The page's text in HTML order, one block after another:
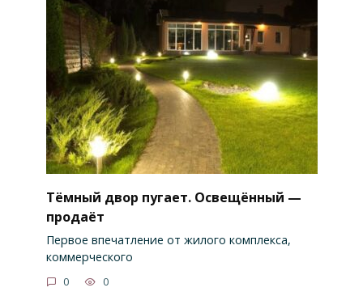
Тёмный двор пугает. Освещённый —
продаёт
Первое впечатление от жилого комплекса,
коммерческого
0 0